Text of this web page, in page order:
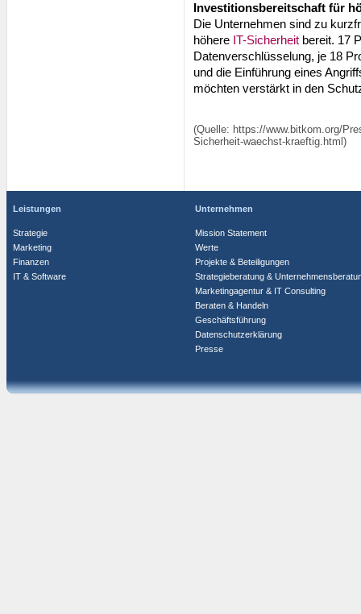
Investitionsbereitschaft für
Die Unternehmen sind zu
höhere IT-Sicherheit bereit. 17
Datenverschlüsselung, je 18
und die Einführung eines
möchten verstärkt in den
(Quelle: https://www.bitkom.org/
Sicherheit-waechst-kraeftig.html)
Leistungen
Strategie
Marketing
Finanzen
IT & Software
Unternehmen
Mission Statement
Werte
Projekte & Beteiligungen
Strategieberatung &
Marketingagentur & IT Consulting
Beraten & Handeln
Geschäftsführung
Datenschutzerklärung
Presse